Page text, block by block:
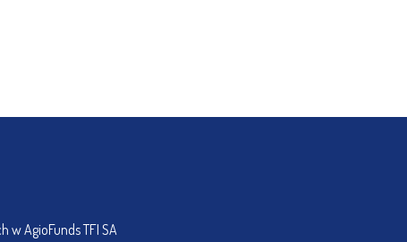
w AgioFunds TFI SA